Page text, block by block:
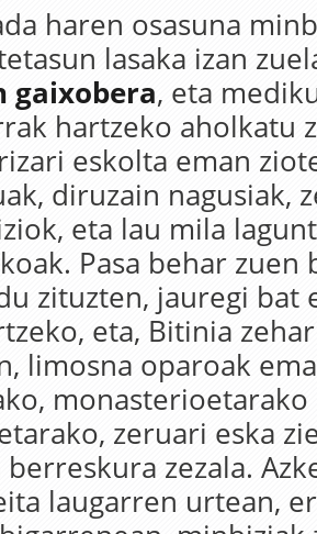
haren osasuna
lasaka izan
gaixobera, eta
hartzeko aholkatu
eskolta eman
diruzain nagusiak,
eta lau mila
Pasa behar zuen
zituzten, jauregi bat
eta, Bitinia
limosna oparoak
monasterioetarako
zeruari eska
berreskura zezala.
laugarren urtean,